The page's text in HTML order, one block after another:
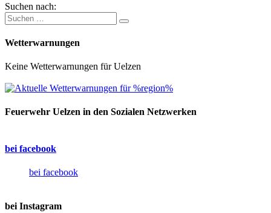
Suchen nach:
Wetterwarnungen
Keine Wetterwarnungen für Uelzen
Feuerwehr Uelzen in den Sozialen Netzwerken
bei facebook
bei facebook
bei Instagram